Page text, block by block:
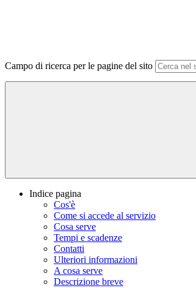
Campo di ricerca per le pagine del sito
Indice pagina
Cos'è
Come si accede al servizio
Cosa serve
Tempi e scadenze
Contatti
Ulteriori informazioni
A cosa serve
Descrizione breve